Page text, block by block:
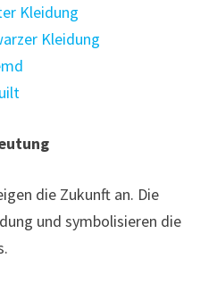
Kleidung
Kleidung
die Zukunft an. Die
und symbolisieren die